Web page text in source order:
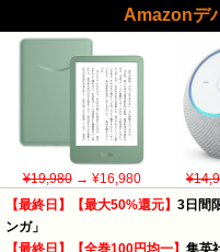
Amazonデ
¥19,980→ ¥16,980
【最終日】【最大50%還元】 3日間
ンガ」
【最終日】【全巻100円均一】 集英